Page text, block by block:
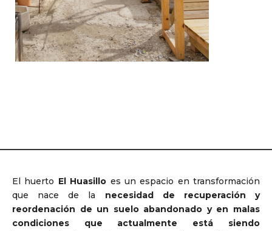
El huerto El Huasillo es un espacio en transformación
que nace de la necesidad de recuperación y
reordenación de un suelo abandonado y en malas
condiciones que actualmente está siendo